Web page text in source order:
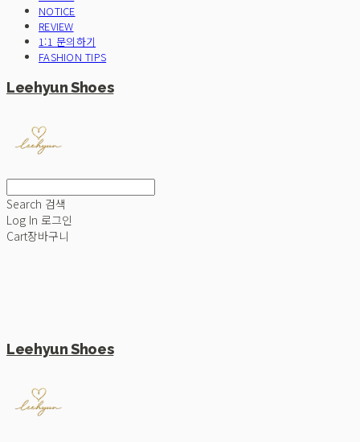
NOTICE
REVIEW
1:1 문의하기
FASHION TIPS
Leehyun Shoes
Search 검색
Log In 로그인
Cart장바구니
Leehyun Shoes